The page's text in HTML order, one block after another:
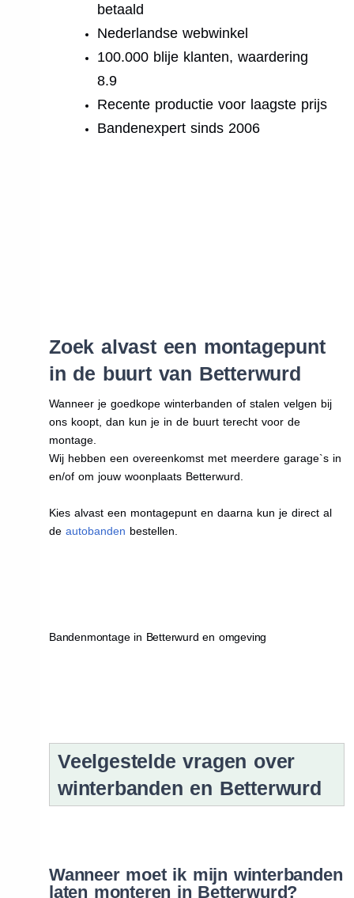
betaald
Nederlandse webwinkel
100.000 blije klanten, waardering
8.9
Recente productie voor laagste prijs
Bandenexpert sinds 2006
Zoek alvast een montagepunt
in de buurt van Betterwurd
Wanneer je goedkope winterbanden of stalen velgen bij
ons koopt, dan kun je in de buurt terecht voor de
montage.
Wij hebben een overeenkomst met meerdere garage`s in
en/of om jouw woonplaats Betterwurd.
Kies alvast een montagepunt en daarna kun je direct al
de autobanden bestellen.
Bandenmontage in Betterwurd en omgeving
Veelgestelde vragen over
winterbanden en Betterwurd
Wanneer moet ik mijn winterbanden
laten monteren in Betterwurd?